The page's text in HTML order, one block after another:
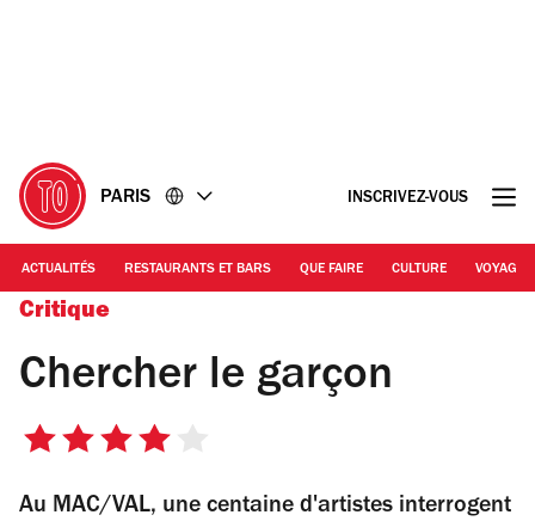
PARIS INSCRIVEZ-VOUS
ACTUALITÉS RESTAURANTS ET BARS QUE FAIRE CULTURE VOYAGE
Critique
Chercher le garçon
4
5
Au MAC/VAL, une centaine d'artistes interrogent